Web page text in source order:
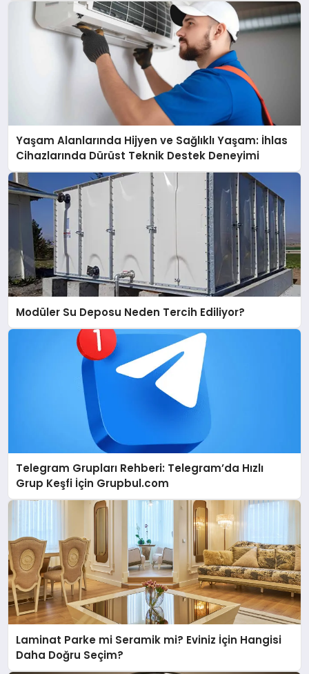
Yaşam Alanlarında Hijyen ve Sağlıklı Yaşam: İhlas
Cihazlarında Dürüst Teknik Destek Deneyimi
Modüler Su Deposu Neden Tercih Ediliyor?
Telegram Grupları Rehberi: Telegram’da Hızlı
Grup Keşfi İçin Grupbul.com
Laminat Parke mi Seramik mi? Eviniz İçin Hangisi
Daha Doğru Seçim?